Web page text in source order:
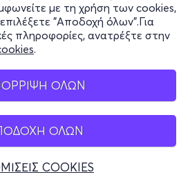
με τη χρήση των cookies,
"Αποδοχή όλων".Για
πληροφορίες, ανατρέξτε στην
.
ΟΛΩΝ
ΟΛΩΝ
COOKIES